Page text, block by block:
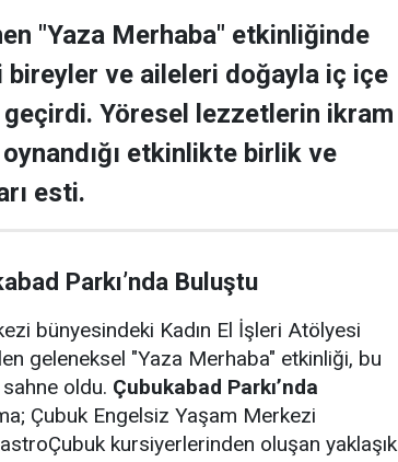
"Yaza Merhaba" etkinliğinde
bireyler ve aileleri doğayla iç içe
Yöresel lezzetlerin ikram
etkinlikte birlik ve
esti.
Parkı’nda Buluştu
bünyesindeki Kadın El İşleri Atölyesi
geleneksel "Yaza Merhaba" etkinliği, bu
oldu. Çubukabad Parkı’nda
Çubuk Engelsiz Yaşam Merkezi
kursiyerlerinden oluşan yaklaşık